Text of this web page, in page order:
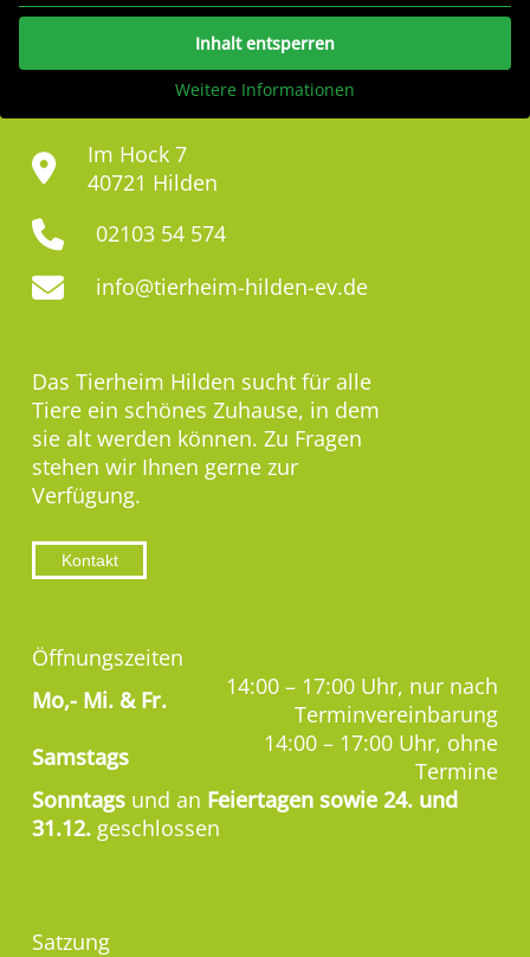
Inhalt entsperren
Weitere Informationen
Im Hock 7
40721 Hilden
02103 54 574
info@tierheim-hilden-ev.de
Das Tierheim Hilden sucht für alle
Tiere ein schönes Zuhause, in dem
sie alt werden können. Zu Fragen
stehen wir Ihnen gerne zur
Verfügung.
Kontakt
Öffnungszeiten
Mo,- Mi. & Fr.
14:00 – 17:00 Uhr, nur nach
Terminvereinbarung
Samstags
14:00 – 17:00 Uhr, ohne
Termine
Sonntags und an Feiertagen sowie 24. und
31.12. geschlossen
Satzung